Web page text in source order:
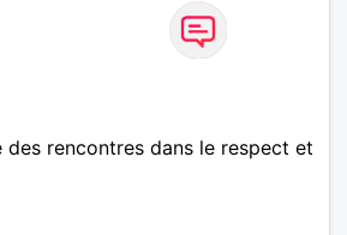
des rencontres dans le respect et